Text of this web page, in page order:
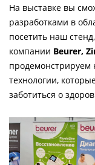
На выставке вы
разработками в
посетить наш
компании Beurer,
технологии,
заботиться о